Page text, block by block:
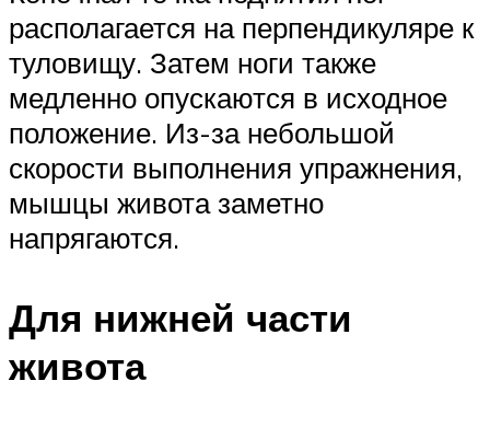
располагается на перпендикуляре к
туловищу. Затем ноги также
медленно опускаются в исходное
положение. Из-за небольшой
скорости выполнения упражнения,
мышцы живота заметно
напрягаются.
Для нижней части
живота